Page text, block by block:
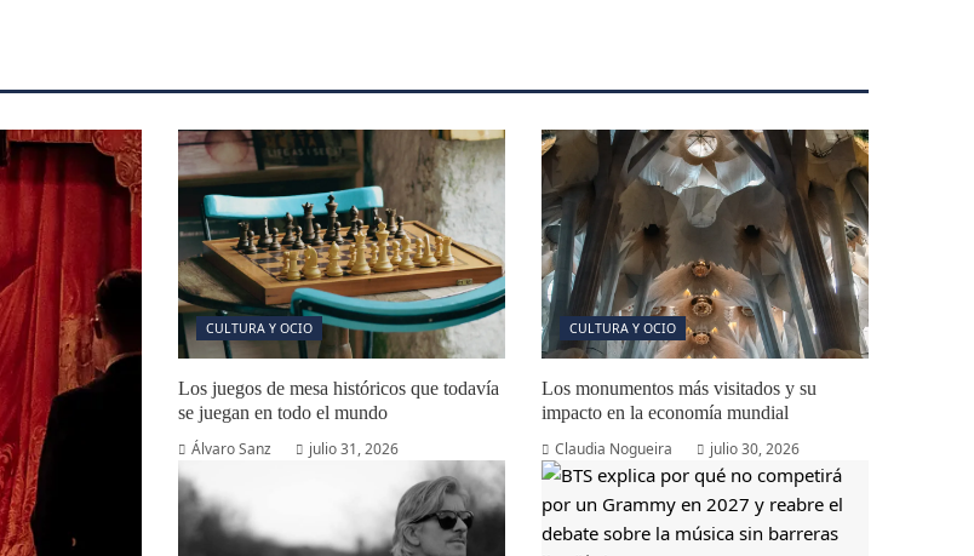
CULTURA Y OCIO
Los juegos de mesa históricos que todavía
se juegan en todo el mundo
Álvaro Sanz
julio 31, 2026
CULTURA Y OCIO
Los monumentos más visitados y su
impacto en la economía mundial
Claudia Nogueira
julio 30, 2026